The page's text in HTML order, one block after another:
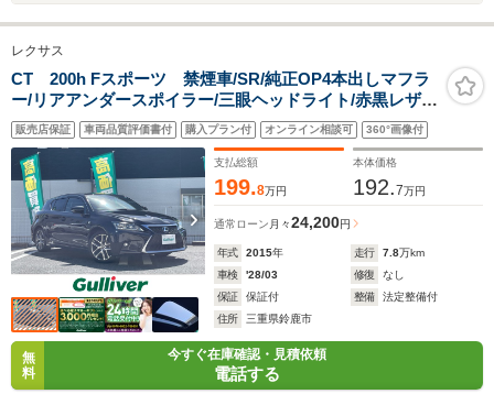
レクサス
CT 200h Fスポーツ 禁煙車/SR/純正OP4本出しマフラ
ー/リアアンダースポイラー/三眼ヘッドライト/赤黒レザー
シート/メーカー純正ナビ/フルセグTV/Bluetooth/バック
カメラ/ビルトインETC/クルコン/シートメモリー/シート
ヒーター
販売店保証 車両品質評価書付 購入プラン付 オンライン相談可 360°画像付
支払総額
199.8万円
本体価格
192.7万円
通常ローン 月々24,200円
年式 2015年 走行 7.8万km
車検
'28/03 修復
なし
保証
保証付 整備
法定整備付
住所
三重県鈴鹿市
無
料
今すぐ在庫確認・見積依頼
電話する